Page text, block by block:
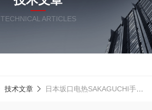
TECHNICAL ARTICLES
技术文章 日本坂口电热SAKAGUCHI手型热熔胶枪HL1610S1的工作原理